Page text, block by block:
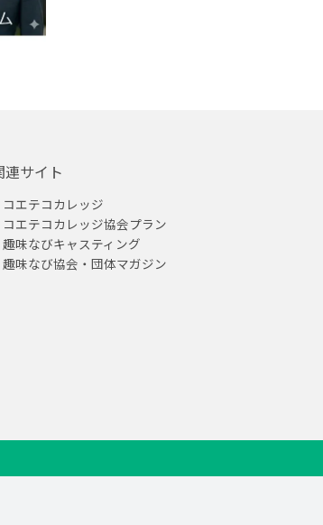
連サイト
コエテコカレッジ
コエテコカレッジ協会プラン
趣味なびキャスティング
趣味なび協会・団体マガジン